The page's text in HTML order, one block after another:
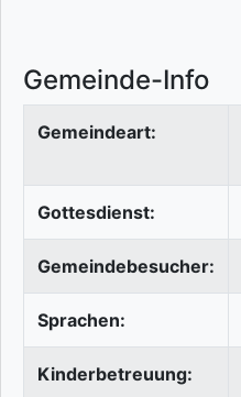
Gemeinde-Info
Gemeindeart:
Gottesdienst:
Gemeindebesucher:
Sprachen:
Kinderbetreuung: